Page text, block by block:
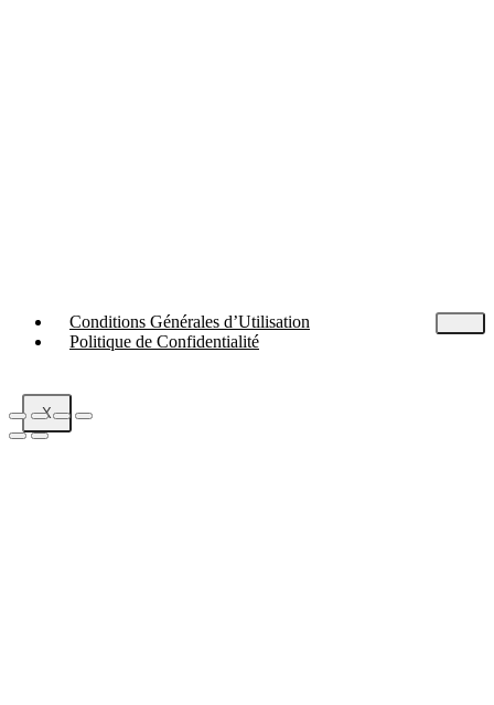
Conditions Générales d’Utilisation
Politique de Confidentialité
X